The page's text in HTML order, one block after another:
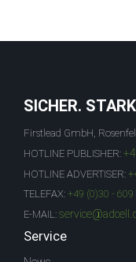
SICHER.
Firstlead GmbH,
HOTLINE PUBLISHER:
HOTLINE ADVERTISER:
TELEFAX: +49 (0)30 - 609
E-MAIL:
Service